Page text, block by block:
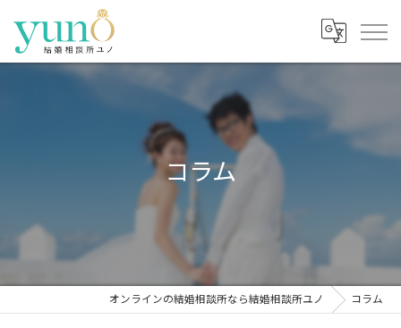
コラム
オンラインの結婚相談所なら結婚相談所ユノ コラム